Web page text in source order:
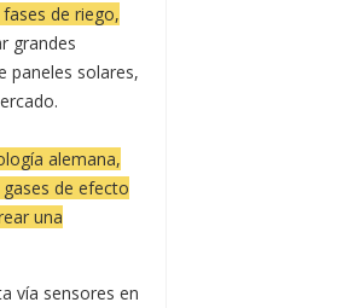
de riego,
grandes
paneles solares,
alemana,
de efecto
una
vía sensores en